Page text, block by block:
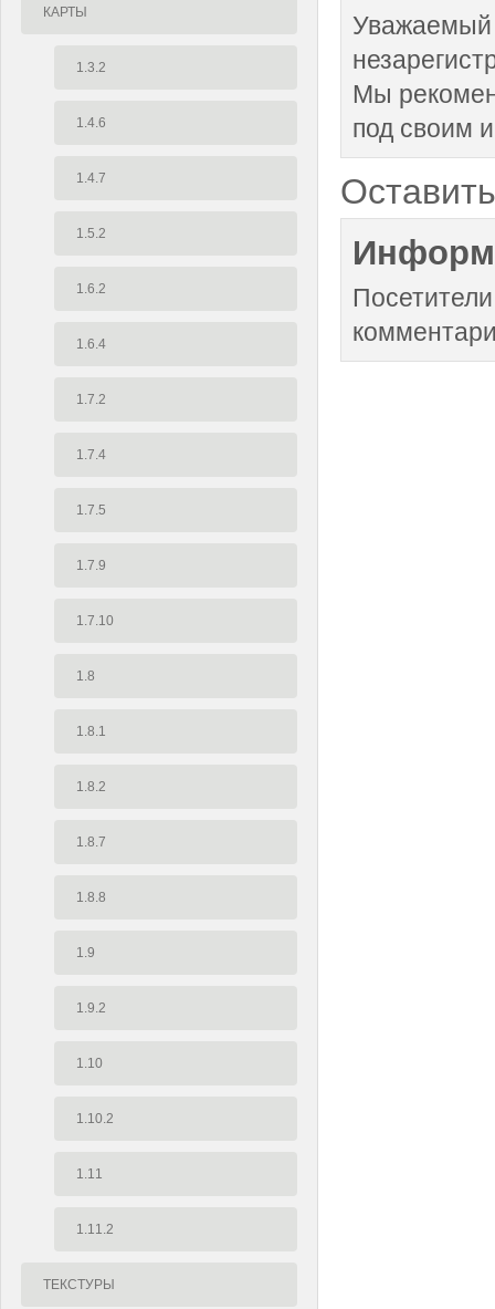
КАРТЫ
1.3.2
1.4.6
1.4.7
1.5.2
1.6.2
1.6.4
1.7.2
1.7.4
1.7.5
1.7.9
1.7.10
1.8
1.8.1
1.8.2
1.8.7
1.8.8
1.9
1.9.2
1.10
1.10.2
1.11
1.11.2
ТЕКСТУРЫ
Уважаемый
Мы
под своим